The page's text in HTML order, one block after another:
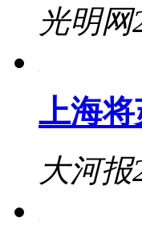
光明网
上海
大河报